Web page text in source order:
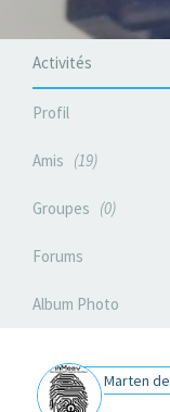
Activités
Profil
Amis 19
Groupes 0
Forums
Album Photo
Marten